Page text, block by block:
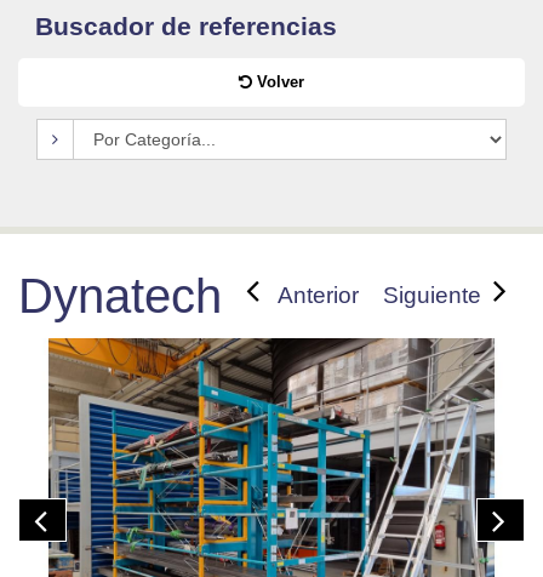
Buscador de referencias
Volver
Anterior Siguiente
Dynatech